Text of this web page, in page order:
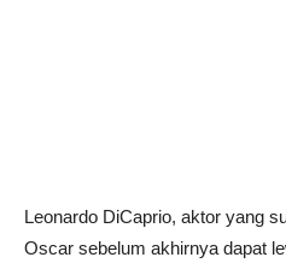
Leonardo DiCaprio, aktor yang
Oscar sebelum akhirnya dapat